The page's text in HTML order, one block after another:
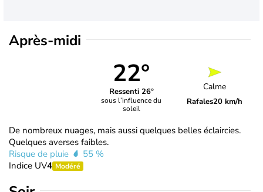
Après-midi
22°
Ressenti 26°
sous l’influence du
soleil
Calme
Rafales20 km/h
De nombreux nuages, mais aussi quelques belles éclaircies.
Quelques averses faibles.
Risque de pluie
55 %
Indice UV4 Modéré